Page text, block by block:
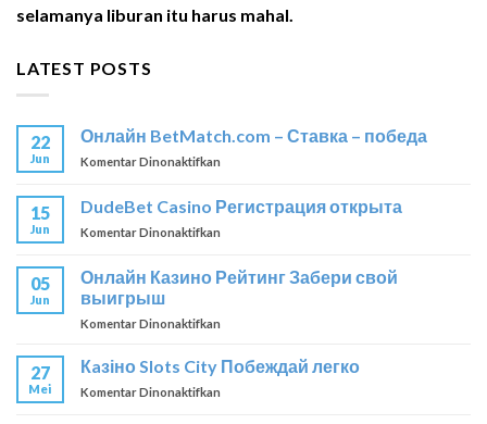
selamanya liburan itu harus mahal.
LATEST POSTS
22
Jun
Онлайн BetMatch.com – Ставка – победа
Komentar Dinonaktifkan
BetMatch.com
победа
15
Jun
DudeBet Casino Регистрация открыта
Komentar Dinonaktifkan
Casino
Регистрация
05
Jun
Онлайн Казино Рейтинг Забери свой
выигрыш
Komentar Dinonaktifkan
Казино
Рейтинг
27
Mei
Кaзіно Slots City Побеждай легко
Komentar Dinonaktifkan